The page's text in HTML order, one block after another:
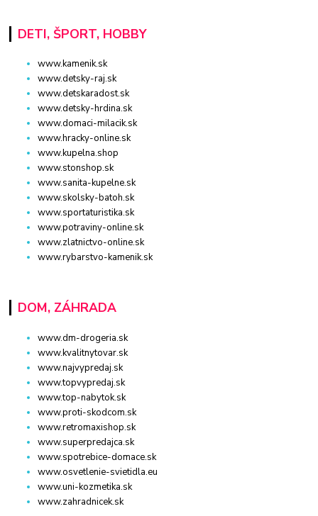
DETI, ŠPORT, HOBBY
www.kamenik.sk
www.detsky-raj.sk
www.detskaradost.sk
www.detsky-hrdina.sk
www.domaci-milacik.sk
www.hracky-online.sk
www.kupelna.shop
www.stonshop.sk
www.sanita-kupelne.sk
www.skolsky-batoh.sk
www.sportaturistika.sk
www.potraviny-online.sk
www.zlatnictvo-online.sk
www.rybarstvo-kamenik.sk
DOM, ZÁHRADA
www.dm-drogeria.sk
www.kvalitnytovar.sk
www.najvypredaj.sk
www.topvypredaj.sk
www.top-nabytok.sk
www.proti-skodcom.sk
www.retromaxishop.sk
www.superpredajca.sk
www.spotrebice-domace.sk
www.osvetlenie-svietidla.eu
www.uni-kozmetika.sk
www.zahradnicek.sk